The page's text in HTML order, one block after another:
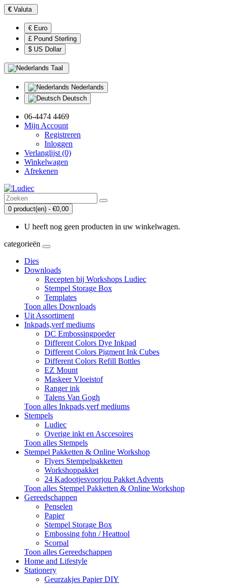
€ Valuta
€ Euro
£ Pound Sterling
$ US Dollar
Taal
Nederlands
Deutsch
06-4474 4469
Mijn Account
Registreren
Inloggen
Verlanglijst (0)
Winkelwagen
Afrekenen
0 product(en) - €0,00
U heeft nog geen producten in uw winkelwagen.
categorieën
Dies
Downloads
Recepten bij Workshops Ludiec
Stempel Storage Box
Templates
Toon alles Downloads
Uit Assortiment
Inkpads,verf mediums
DC Embossingpoeder
Different Colors Dye Inkpad
Different Colors Pigment Ink Cubes
Different Colors Refill Bottles
EZ Mount
Maskeer Vloeistof
Ranger ink
Talens Van Gogh
Toon alles Inkpads,verf mediums
Stempels
Ludiec
Overige inkt en Asccesoires
Toon alles Stempels
Stempel Pakketten & Online Workshop
Flyers Stempelpakketten
Workshoppakket
24 Kadootjesvoorjou Pakket Advents
Toon alles Stempel Pakketten & Online Workshop
Gereedschappen
Penselen
Papier
Stempel Storage Box
Embossing fohn / Heattool
Scorpal
Toon alles Gereedschappen
Home and Lifestyle
Stationery
Geurzakjes Papier DIY